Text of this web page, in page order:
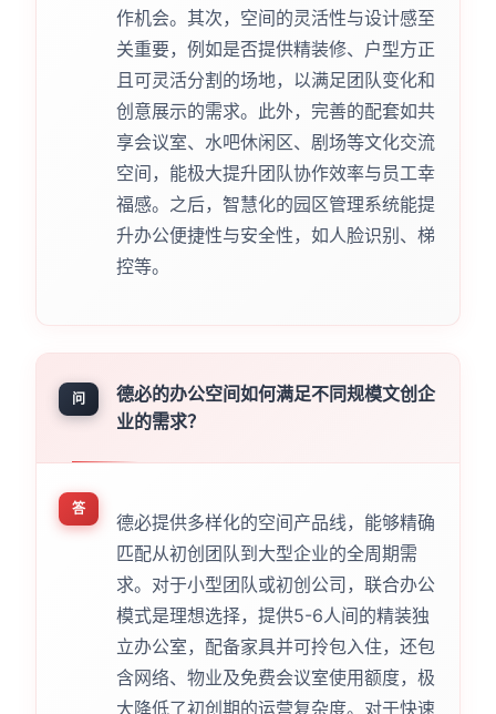
作机会。其次，空间的灵活性与设计感至
关重要，例如是否提供精装修、户型方正
且可灵活分割的场地，以满足团队变化和
创意展示的需求。此外，完善的配套如共
享会议室、水吧休闲区、剧场等文化交流
空间，能极大提升团队协作效率与员工幸
福感。之后，智慧化的园区管理系统能提
升办公便捷性与安全性，如人脸识别、梯
控等。
问
德必的办公空间如何满足不同规模文创企
业的需求？
答
德必提供多样化的空间产品线，能够精确
匹配从初创团队到大型企业的全周期需
求。对于小型团队或初创公司，联合办公
模式是理想选择，提供5-6人间的精装独
立办公室，配备家具并可拎包入住，还包
含网络、物业及免费会议室使用额度，极
大降低了初创期的运营复杂度。对于快速